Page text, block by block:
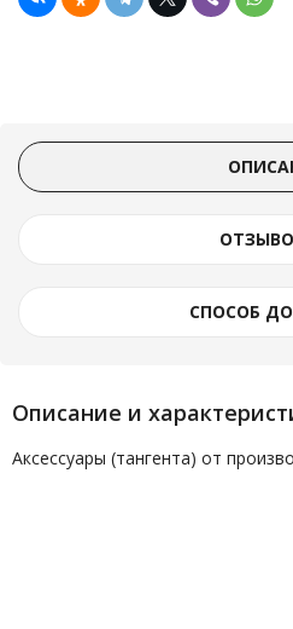
СПОСОБ
Описание и
Аксессуары (тангента) от